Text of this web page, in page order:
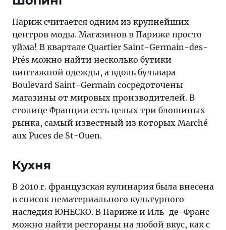
Париж считается одним из крупнейших
центров моды. Магазинов в Париже просто
уйма! В квартале Quartier Saint-Germain-des-
Prés можно найти несколько бутики
винтажной одежды, а вдоль бульвара
Boulevard Saint-Germain сосредоточены
магазины от мировых производителей. В
столице Франции есть целых три блошиных
рынка, самый известный из которых Marché
aux Puces de St-Ouen.
Кухня
В 2010 г. французская кулинария была внесена
в список нематериального культурного
наследия ЮНЕСКО. В Париже и Иль-де-Франс
можно найти рестораны на любой вкус, как с